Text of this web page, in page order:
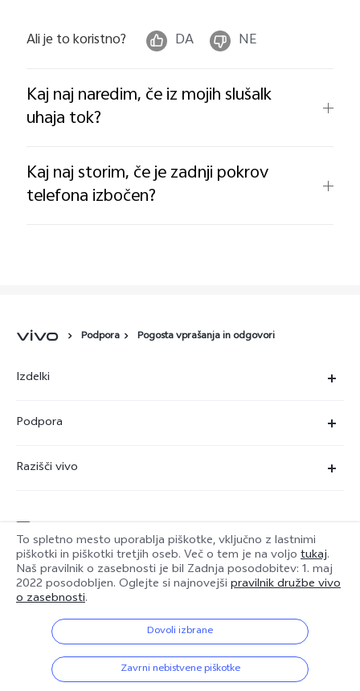
Ali je to koristno? DA NE
Kaj naj naredim, če iz mojih slušalk
uhaja tok?
Kaj naj storim, če je zadnji pokrov
telefona izbočen?
Podpora Pogosta vprašanja in odgovori
Izdelki
Y36
Y35
Y17s
Podpora
Posodobitev sistema
Poslati v popravilo
Dnevnik posodobitev
Garancija
Izjava o zasebnosti za pomoč strankam
Razišči vivo
Pravna obvestila
Trajnost
Center zasebnosti družbe vivo
Slovenia | Izbira države/regije
© 2026 vivo Mobile Communication Co., Ltd. Vse pravice pridržane.
Pravilnik o piškotkih družbe vivo | Pravilnik o zasebnosti družbe vivo
Podpora za zasebnost | Pravilnik o podatkih družbe vivo |
To spletno mesto uporablja piškotke, vključno z lastnimi
piškotki in piškotki tretjih oseb. Več o tem je na voljo tukaj.
Naš pravilnik o zasebnosti je bil Zadnja posodobitev: 1. maj
2022 posodobljen. Oglejte si najnovejši pravilnik družbe vivo
o zasebnosti.
Dovoli izbrane
Zavrni nebistvene piškotke